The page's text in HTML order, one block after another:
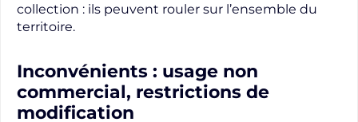
collection : ils peuvent rouler sur l’ensemble du
territoire.
Inconvénients : usage non
commercial, restrictions de
modification